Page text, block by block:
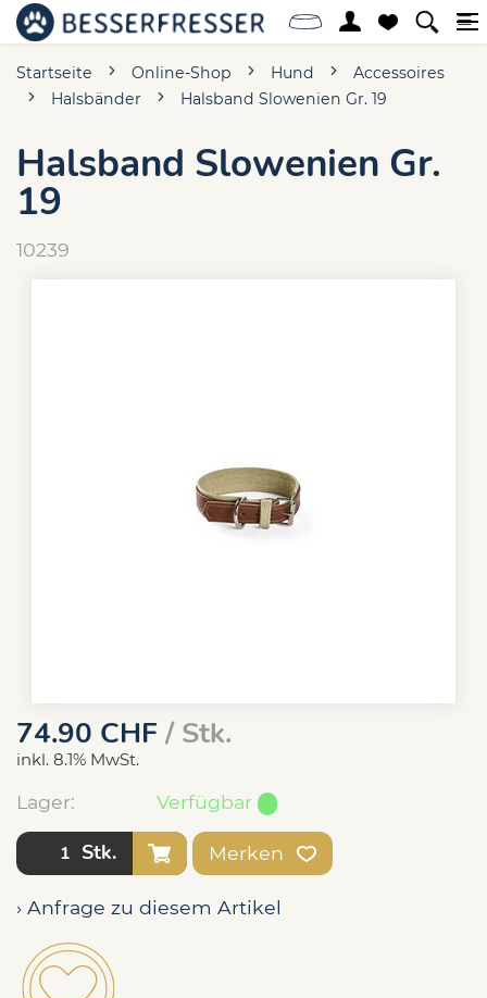
Startseite Online-Shop Hund
Accessoires
Halsbänder
Halsband Slowenien Gr. 19
Halsband Slowenien Gr.
19
10239
74.90 CHF/ Stk.
inkl. 8.1% MwSt.
Lager: Verfügbar
Stk. Merken
› Anfrage zu diesem Artikel